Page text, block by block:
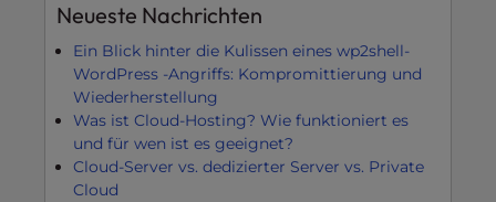
Neueste Nachrichten
Ein Blick hinter die Kulissen eines wp2shell-
WordPress -Angriffs: Kompromittierung und
Wiederherstellung
Was ist Cloud-Hosting? Wie funktioniert es
und für wen ist es geeignet?
Cloud-Server vs. dedizierter Server vs. Private
Cloud